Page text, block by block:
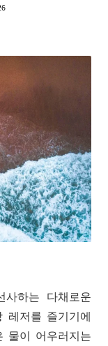
하는 다채로운
레저를 즐기기에
물이 어우러지는